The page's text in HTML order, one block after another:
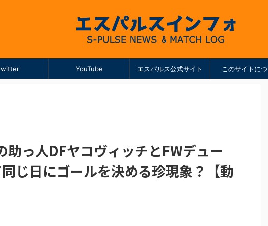
YouTube エスパルス公式サイト このサイトに
助っ人DFヤコヴィッチとFWデュー
じ日にゴールを決める珍現象？【動